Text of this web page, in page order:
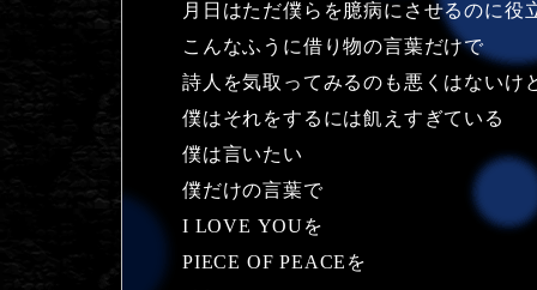
月日はただ僕らを臆病にさせるのに役
こんなふうに借り物の言葉だけで
詩人を気取ってみるのも悪くはないけ
僕はそれをするには飢えすぎている
僕は言いたい
僕だけの言葉で
I LOVE YOUを
PIECE OF PEACEを